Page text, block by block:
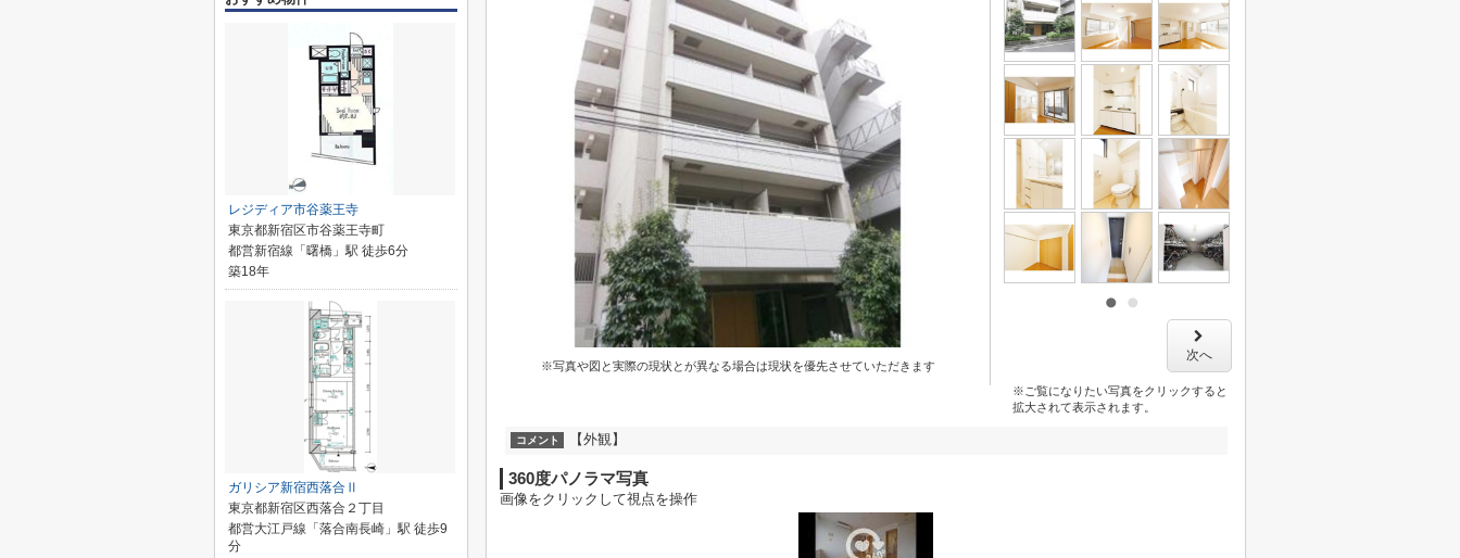
※写真や図と実際の現状とが異なる場合は現状を優先させていただきます
次へ
※ご覧になりたい写真をクリックすると
拡大されて表示されます。
コメント 【外観】
360度パノラマ写真
画像をクリックして視点を操作
レジディア市谷薬王寺
東京都新宿区市谷薬王寺町
都営新宿線「曙橋」駅 徒歩6分
築18年
ガリシア新宿西落合Ⅱ
東京都新宿区西落合２丁目
都営大江戸線「落合南長崎」駅 徒歩9
分